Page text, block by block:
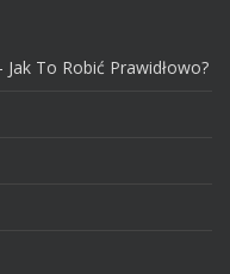
To Robić Prawidłowo?